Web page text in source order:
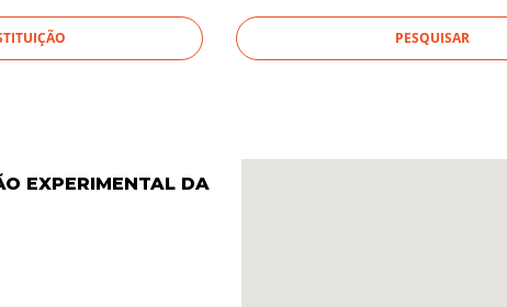
EXPERIMENTAL DA